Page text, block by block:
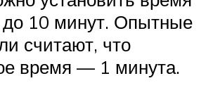
до 10 минут. Опытные
считают, что
время — 1 минута.